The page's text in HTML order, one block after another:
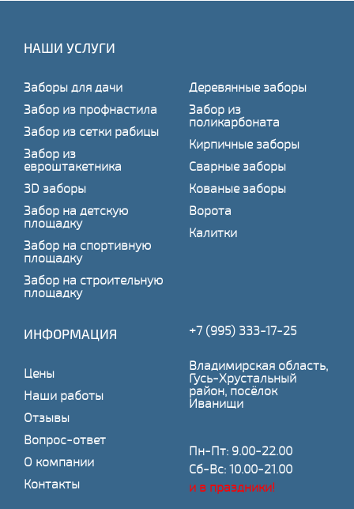
НАШИ УСЛУГИ
Заборы для дачи
Забор из профнастила
Забор из сетки рабицы
Забор из
евроштакетника
3D заборы
Забор на детскую
площадку
Забор на спортивную
площадку
Забор на строительную
площадку
Деревянные заборы
Забор из
поликарбоната
Кирпичные заборы
Сварные заборы
Кованые заборы
Ворота
Калитки
ИНФОРМАЦИЯ
Цены
Наши работы
Отзывы
Вопрос-ответ
О компании
Контакты
+7 (995) 333-17-25
Владимирская область,
Гусь-Хрустальный
район, посёлок
Иванищи
Пн-Пт: 9.00-22.00
Сб-Вс: 10.00-21.00
и в праздники!